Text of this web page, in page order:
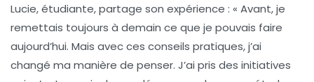
Lucie, étudiante, partage son expérience : « Avant, je
remettais toujours à demain ce que je pouvais faire
aujourd’hui. Mais avec ces conseils pratiques, j’ai
changé ma manière de penser. J’ai pris des initiatives